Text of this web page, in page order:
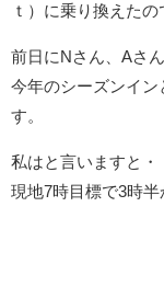
ｔ）に乗り換えた
前日にNさん、Aさ
今年のシーズンイ
す。
私はと言いますと・
現地7時目標で3時半